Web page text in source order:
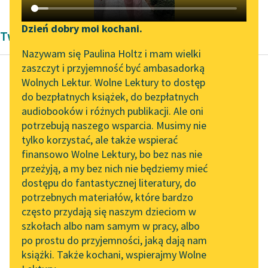
Katalog DAISY
Podkasty o książkach
Zgłoś brak utworu
Aktualności
Spotkanie z Katarzyną
Tunkiel w Oslo
Wolne Lektury na 32.
Pol’and’Rock Festivalu
„Kochanek Lady
Chatterley” do słuchania
na Wolnych Lekturach
Nowy audiobook –
„Marzenie o Oriencie”
Sophie Elkan
Kolekcja Nadwyraz.com x
Narzędzia
Mapa Wolnych Lektur
Leśmianator
Przewodnik dla piszących i
czytających
API
OAI-PMH
Widget Wolnych Lektur
Przypisy
Dzień dobry moi kochani.
Nazywam się Paulina Holtz i mam wielki
zaszczyt i przyjemność być ambasadorką
Wolnych Lektur. Wolne Lektury to dostęp
do bezpłatnych książek, do bezpłatnych
audiobooków i różnych publikacji. Ale oni
potrzebują naszego wsparcia. Musimy nie
tylko korzystać, ale także wspierać
finansowo Wolne Lektury, bo bez nas nie
przeżyją, a my bez nich nie będziemy mieć
dostępu do fantastycznej literatury, do
potrzebnych materiałów, które bardzo
często przydają się naszym dzieciom w
szkołach albo nam samym w pracy, albo
po prostu do przyjemności, jaką dają nam
książki. Także kochani, wspierajmy Wolne
Twórczość Edgara Wallace'a
Edgar Wallace
Spłacony dług
— Ależ ja pana nie
kocham ani pan mnie
— rzekła Verity cichym
głosem, z wyrazem
zarzutu...
Czytaj więcej